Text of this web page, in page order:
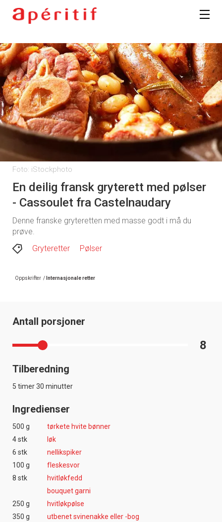
Foto: iStockphoto
En deilig fransk gryterett med pølser
- Cassoulet fra Castelnaudary
Denne franske gryteretten med masse godt i må du
prøve.
Gryteretter
Pølser
Oppskrifter / Internasjonale retter
Antall porsjoner
8
Tilberedning
5 timer 30 minutter
Ingredienser
500 g
tørkete hvite bønner
4 stk
løk
6 stk
nellikspiker
100 g
fleskesvor
8 stk
hvitløkfedd
bouquet garni
250 g
hvitløkpølse
350 g
utbenet svinenakke eller -bog